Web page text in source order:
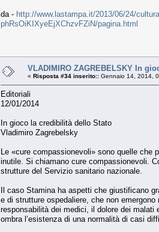
da - http://www.lastampa.it/2013/06/24/
phRsOiKIXyeEjXChzvFZiN/pagina.html
VLADIMIRO ZAGREBELSKY In
« Risposta #34 inserito:: Gennaio 14, 2014,
Editoriali
12/01/2014
In gioco la credibilità dello Stato
Vladimiro Zagrebelsky
Le «cure compassionevoli» sono quelle che
inutile. Si chiamano cure compassionevoli.
strutture del Servizio sanitario nazionale.
Il caso Stamina ha aspetti che giustificano
e di strutture ospedaliere, che non
responsabilità dei medici, il dolore dei
ombra l’esistenza di una normalità di casi